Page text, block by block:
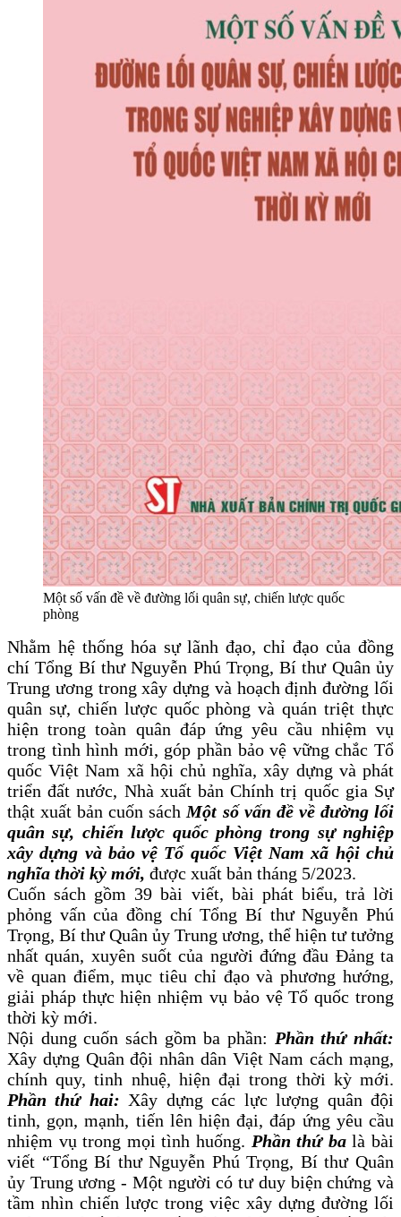
Một số vấn đề về đường lối quân sự, chiến lược quốc
phòng
Nhằm hệ thống hóa sự lãnh đạo, chỉ đạo của đồng
chí Tổng Bí thư Nguyễn Phú Trọng, Bí thư Quân ủy
Trung ương trong xây dựng và hoạch định đường lối
quân sự, chiến lược quốc phòng và quán triệt thực
hiện trong toàn quân đáp ứng yêu cầu nhiệm vụ
trong tình hình mới, góp phần bảo vệ vững chắc Tổ
quốc Việt Nam xã hội chủ nghĩa, xây dựng và phát
triển đất nước, Nhà xuất bản Chính trị quốc gia Sự
thật xuất bản cuốn sáchMột số vấn đề về đường lối
quân sự, chiến lược quốc phòng trong sự nghiệp
xây dựng và bảo vệ Tổ quốc Việt Nam xã hội chủ
nghĩa thời kỳ mới, được xuất bản tháng 5/2023.
Cuốn sách gồm 39 bài viết, bài phát biểu, trả lời
phỏng vấn của đồng chí Tổng Bí thư Nguyễn Phú
Trọng, Bí thư Quân ủy Trung ương, thể hiện tư tưởng
nhất quán, xuyên suốt của người đứng đầu Đảng ta
về quan điểm, mục tiêu chỉ đạo và phương hướng,
giải pháp thực hiện nhiệm vụ bảo vệ Tổ quốc trong
thời kỳ mới.
Nội dung cuốn sách gồm ba phần: Phần thứ nhất:
Xây dựng Quân đội nhân dân Việt Nam cách mạng,
chính quy, tinh nhuệ, hiện đại trong thời kỳ mới.
Phần thứ hai: Xây dựng các lực lượng quân đội
tinh, gọn, mạnh, tiến lên hiện đại, đáp ứng yêu cầu
nhiệm vụ trong mọi tình huống. Phần thứ balà bài
viết “Tổng Bí thư Nguyễn Phú Trọng, Bí thư Quân
ủy Trung ương - Một người có tư duy biện chứng và
tầm nhìn chiến lược trong việc xây dựng đường lối